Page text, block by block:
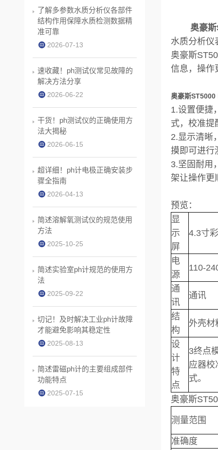
奥豪
水质分析仪
奥豪斯
信息，操作
奥豪斯ST5000
1.设置便捷
式，校准提
2.显示清晰
摸即可进行
3.坚固耐用
架让操作更
预览：
显
示
屏
4.3寸
电
源
110-
通
讯
通讯
结
构
外壳材
设
计
特
点
3终点
应器校
式。
奥豪斯
测量范围
准确度
了解多参数水质分析仪各部件
结构作用保障水质检测数据精
准可靠
2026-07-13
速收藏！ph测试仪常见故障的
解决方法分享
2026-06-22
干货！ph测试仪的正确使用方
法大揭秘
2026-06-15
超详细！ph计电极正确安装步
骤全指南
2026-04-13
简述溶解氧测试仪的规范使用
方法
2025-10-25
简述实验室ph计规范的使用方
法
2025-09-22
切记！及时解决工业ph计故障
才能避免影响其稳定性
2025-08-13
简述雷磁ph计的主要组成部件
功能特点
2025-07-15